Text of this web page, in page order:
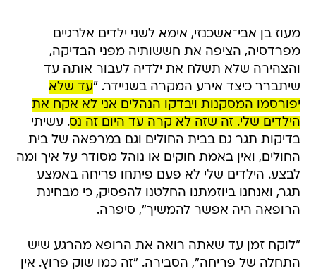
מעוז בן אבי־אשכנזי, אימא לשני ילדים אלרגיים
מפרדסיה, הציפה את חששותיה מפני הבדיקה,
והצהירה שלא תשלח את ילדיה לעבור אותה עד
שיתברר כיצד אירע המקרה בשניידר. "עד שלא
יפורסמו המסקנות ויבדקו הנהלים אני לא אקח את
הילדים שלי. זה שזה לא קרה עד היום זה נס. עשיתי
בדיקות תגר גם בבית החולים וגם במרפאה של בית
החולים, ואין באמת חוקים או נוהל מסודר על איך ומה
לבצע. הילדים שלי לא פעם פיתחו פריחה באמצע
תגר, ואנחנו ביוזמתנו החלטנו להפסיק, כי מבחינת
הרופאה היה אפשר להמשיך", סיפרה.
"לוקח זמן עד שאתה רואה את הרופא מהרגע שיש
התחלה של פריחה", הסבירה. "זה כמו שוק פרוץ. אין